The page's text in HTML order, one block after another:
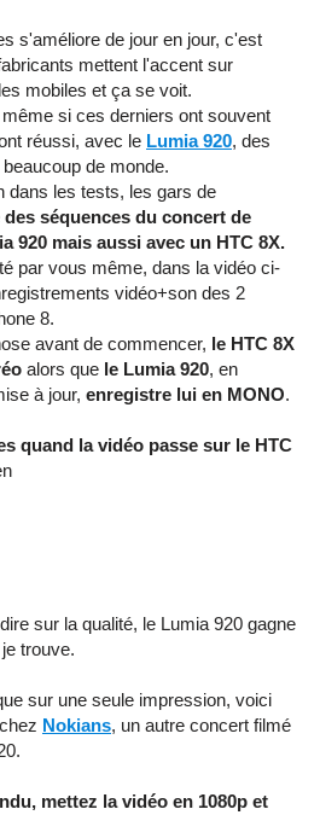
s'améliore de jour en jour, c'est
mettent l'accent sur
mobiles et ça se voit.
si ces derniers ont souvent
réussi, avec le Lumia 920, des
de monde.
dans les tests, les gars de
des séquences du concert de
920 mais aussi avec un HTC 8X.
par vous même, dans la vidéo ci-
vidéo+son des 2
8.
avant de commencer, le HTC 8X
alors que le Lumia 920, en
à jour, enregistre lui en MONO.
quand la vidéo passe sur le HTC
sur la qualité, le Lumia 920 gagne
trouve.
sur une seule impression, voici
Nokians, un autre concert filmé
mettez la vidéo en 1080p et